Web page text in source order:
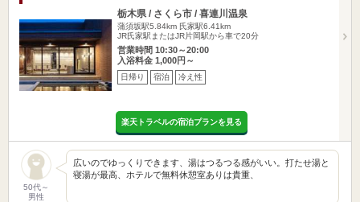
栃木県 / さくら市 / 喜連川温泉
蒲須坂駅5.84km 氏家駅6.41km
JR氏家駅またはJR片岡駅から車で20分
営業時間 10:30～20:00
入浴料金 1,000円～
日帰り 宿泊 冷え性
楽天トラベルの宿泊プランを見る
50代～
男性
広いのでゆっくりできます、湯はつるつる感がいい。打たせ湯と
寝湯が最高、ホテルで無料休憩室ありは貴重、